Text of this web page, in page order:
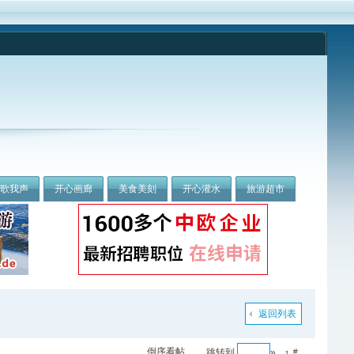
我声 开心画廊 美食美刻 开心灌水 旅游超市
返回列表
#
倒序看帖